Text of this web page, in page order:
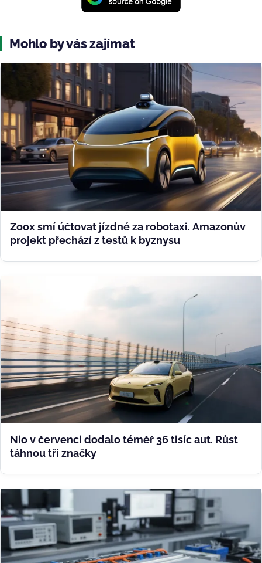
Mohlo by vás zajímat
Zoox smí účtovat jízdné za robotaxi. Amazonův
projekt přechází z testů k byznysu
Nio v červenci dodalo téměř 36 tisíc aut. Růst
táhnou tři značky